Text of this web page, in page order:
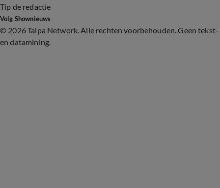
Tip de redactie
Volg Shownieuws
© 2026 Talpa Network. Alle rechten voorbehouden. Geen tekst-
en datamining.